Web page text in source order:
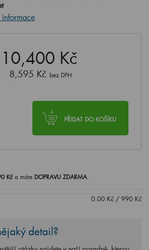
10,400 Kč
8,595 Kč bez DPH
PŘIDAT DO KOŠÍKU
Kč a máte DOPRAVU ZDARMA.
0.00 Kč / 990 Kč
detail?